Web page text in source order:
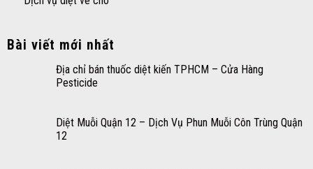
Bài viết mới nhất
Địa chỉ bán thuốc diệt kiến TPHCM – Cửa Hàng
Pesticide
Diệt Muỗi Quận 12 – Dịch Vụ Phun Muỗi Côn Trùng Quận
12